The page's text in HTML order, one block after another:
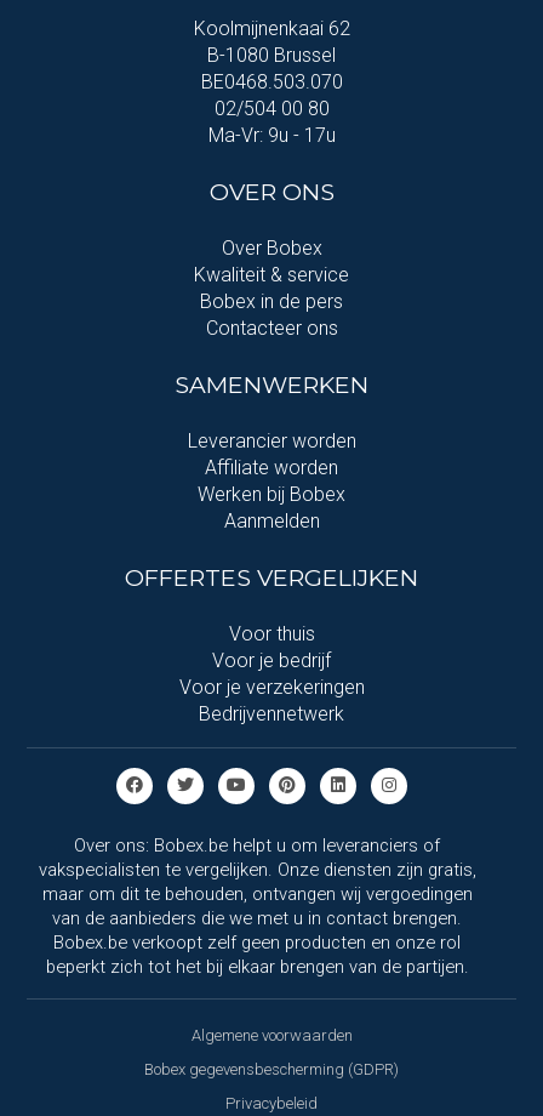
Koolmijnenkaai 62
B-1080 Brussel
BE0468.503.070
02/504 00 80
Ma-Vr: 9u - 17u
OVER ONS
Over Bobex
Kwaliteit & service
Bobex in de pers
Contacteer ons
SAMENWERKEN
Leverancier worden
Affiliate worden
Werken bij Bobex
Aanmelden
OFFERTES VERGELIJKEN
Voor thuis
Voor je bedrijf
Voor je verzekeringen
Bedrijvennetwerk
Over ons: Bobex.be helpt u om leveranciers of
vakspecialisten te vergelijken. Onze diensten zijn gratis,
maar om dit te behouden, ontvangen wij vergoedingen
van de aanbieders die we met u in contact brengen.
Bobex.be verkoopt zelf geen producten en onze rol
beperkt zich tot het bij elkaar brengen van de partijen.
Algemene voorwaarden
Bobex gegevensbescherming (GDPR)
Privacybeleid